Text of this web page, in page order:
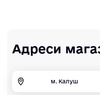
Адреси
м. Калуш